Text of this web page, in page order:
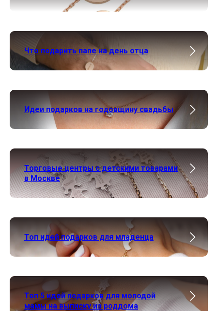
Что подарить папе на день отца
Идеи подарков на годовщину свадьбы
Торговые центры с детскими товарами
в Москве
Топ идей подарков для младенца
Топ 5 идей подарков для молодой
мамы на выписку из роддома